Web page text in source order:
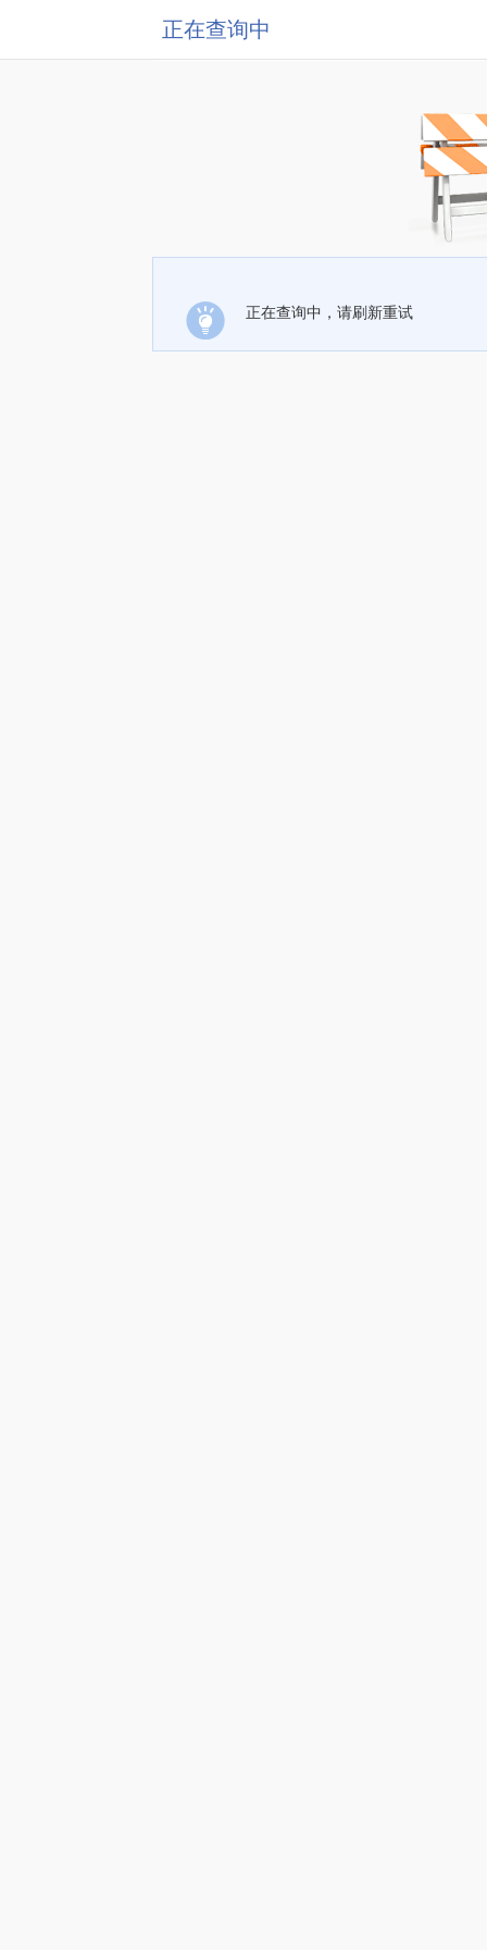
正在查询中
正在查询中，请刷新重试